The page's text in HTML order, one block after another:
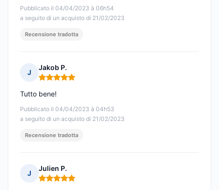
Pubblicato il 04/04/2023 à 06h54
a seguito di un acquisto di 21/02/2023
Recensione tradotta
J
Jakob P.
Nota: 5 su 5
Pubblicato il 04/04/2023 à 04h53
a seguito di un acquisto di 21/02/2023
Tutto bene!
Recensione tradotta
J
Julien P.
Nota: 5 su 5